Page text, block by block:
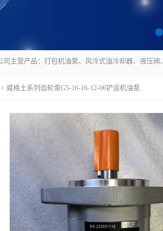
> 威格士系列齿轮泵G5-16-16-12-06铲运机油泵